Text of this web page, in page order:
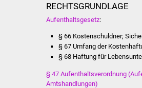
RECHTSGRUNDLAGE
Aufenthaltsgesetz:
§ 66 Kostenschuldner;
§ 67 Umfang der
§ 68 Haftung für
§ 47 Aufenthaltsverordnung
Amtshandlungen)